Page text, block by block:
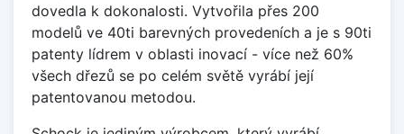
dovedla k dokonalosti. Vytvořila přes 200
modelů ve 40ti barevných provedeních a je s 90ti
patenty lídrem v oblasti inovací - více než 60%
všech dřezů se po celém světě vyrábí její
patentovanou metodou.